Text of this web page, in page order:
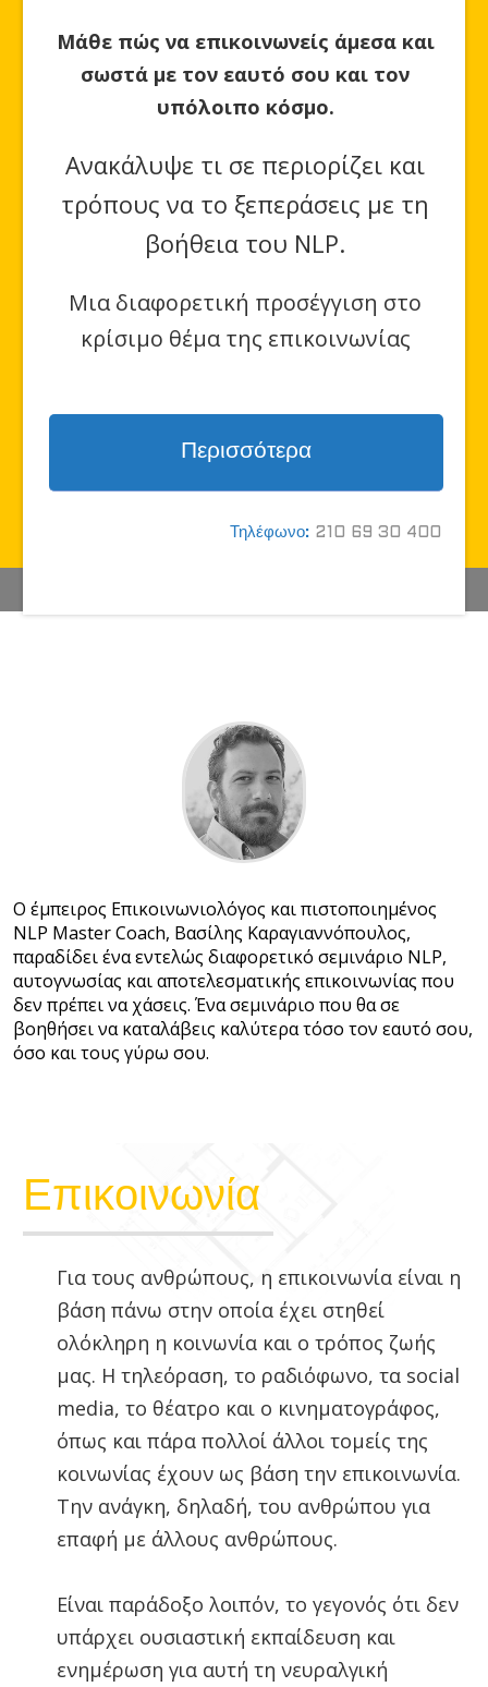
Μάθε πώς να επικοινωνείς άμεσα και
σωστά με τον εαυτό σου και τον
υπόλοιπο κόσμο.
Ανακάλυψε τι σε περιορίζει και
τρόπους να το ξεπεράσεις με τη
βοήθεια του NLP.
Μια διαφορετική προσέγγιση στο
κρίσιμο θέμα της επικοινωνίας
Περισσότερα
Τηλέφωνο: 210 69 30 400
Ο έμπειρος Επικοινωνιολόγος και πιστοποιημένος
NLP Master Coach, Βασίλης Καραγιαννόπουλος,
παραδίδει ένα εντελώς διαφορετικό σεμινάριο NLP,
αυτογνωσίας και αποτελεσματικής επικοινωνίας που
δεν πρέπει να χάσεις. Ένα σεμινάριο που θα σε
βοηθήσει να καταλάβεις καλύτερα τόσο τον εαυτό σου,
όσο και τους γύρω σου.
Επικοινωνία
Για τους ανθρώπους, η επικοινωνία είναι η
βάση πάνω στην οποία έχει στηθεί
ολόκληρη η κοινωνία και ο τρόπος ζωής
μας. Η τηλεόραση, το ραδιόφωνο, τα social
media, το θέατρο και ο κινηματογράφος,
όπως και πάρα πολλοί άλλοι τομείς της
κοινωνίας έχουν ως βάση την επικοινωνία.
Την ανάγκη, δηλαδή, του ανθρώπου για
επαφή με άλλους ανθρώπους.
Είναι παράδοξο λοιπόν, το γεγονός ότι δεν
υπάρχει ουσιαστική εκπαίδευση και
ενημέρωση για αυτή τη νευραλγική